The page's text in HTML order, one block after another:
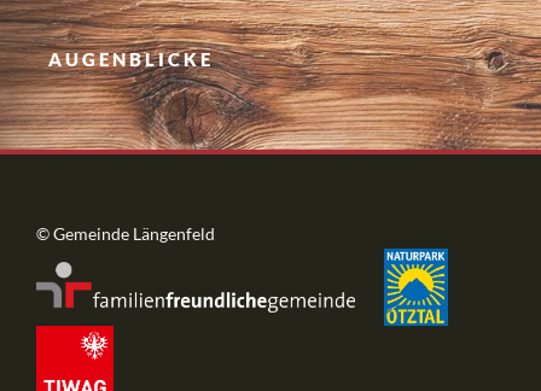
AUGENBLICKE
© Gemeinde Längenfeld